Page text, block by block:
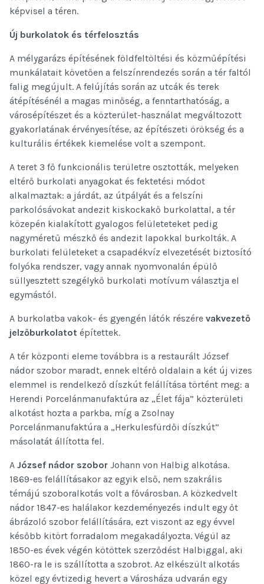
képvisel a téren.
Új burkolatok és térfelosztás
A mélygarázs építésének földfeltöltési és közműépítési
munkálatait követően a felszínrendezés során a tér faltól
falig megújult. A felújítás során az utcák és terek
átépítésénél a magas minőség, a fenntarthatóság, a
városépítészet és a közterület-használat megváltozott
gyakorlatának érvényesítése, az építészeti örökség és a
kulturális értékek kiemelése volt a szempont.
A teret 3 fő funkcionális területre osztották, melyeken
eltérő burkolati anyagokat és fektetési módot
alkalmaztak: a járdát, az útpályát és a felszíni
parkolósávokat andezit kiskockakő burkolattal, a tér
közepén kialakított gyalogos felületeteket pedig
nagyméretű mészkő és andezit lapokkal burkolták. A
burkolati felületeket a csapadékvíz elvezetését biztosító
folyóka rendszer, vagy annak nyomvonalán épülő
süllyesztett szegélykő burkolati motívum választja el
egymástól.
A burkolatba vakok- és gyengén látók részére vakvezető
jelzőburkolatot építettek.
A tér központi eleme továbbra is a restaurált József
nádor szobor maradt, ennek eltérő oldalain a két új vizes
elemmel is rendelkező díszkút felállítása történt meg: a
Herendi Porcelánmanufaktúra az „Élet fája” közterületi
alkotást hozta a parkba, míg a Zsolnay
Porcelánmanufaktúra a „Herkulesfürdői díszkút”
másolatát állította fel.
A József nádor szobor Johann von Halbig alkotása.
1869-es felállításakor az egyik első, nem szakrális
témájú szoboralkotás volt a fővárosban. A közkedvelt
nádor 1847-es halálakor kezdeményezés indult egy őt
ábrázoló szobor felállítására, ezt viszont az egy évvel
később kitört forradalom megakadályozta. Végül az
1850-es évek végén kötöttek szerződést Halbiggal, aki
1860-ra le is szállította a szobrot. Az elkészült alkotás
közel egy évtizedig hevert a Városháza udvarán egy